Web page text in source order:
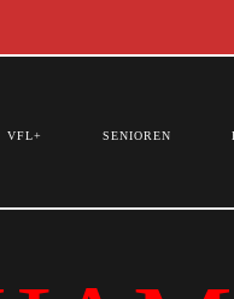
VFL+ SENIOREN